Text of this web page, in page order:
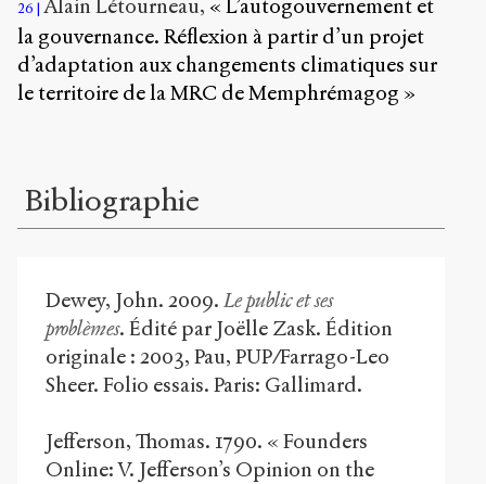
26 Alain Létourneau, « L’autogouvernement et
la gouvernance. Réflexion à partir d’un projet
d’adaptation aux changements climatiques sur
le territoire de la MRC de Memphrémagog »
Bibliographie
Dewey, John. 2009.Le public et ses
problèmes. Édité par Joëlle Zask. Édition
originale : 2003, Pau, PUP/Farrago-Leo
Sheer. Folio essais. Paris: Gallimard.
Jefferson, Thomas. 1790. « Founders
Online: V. Jefferson’s Opinion on the